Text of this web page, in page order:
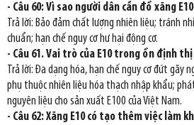
- Câu 60: Vì sao người dân cần đổ xăng
Trả lời: Bảo đảm chất lượng nhiên liệu; tránh
chuẩn; hạn chế nguy cơ hư hại động cơ.
- Câu 61. Vai trò của E10 trong ổn định
Trả lời: Đa dạng hóa, hạn chế nguy cơ đứt gãy
phụ thuộc nhiên liệu hóa thạch nhập khẩu;
nguyên liệu cho sản xuất E100 của Việt Nam.
- Câu 62: Xăng E10 có tạo thêm việc làm